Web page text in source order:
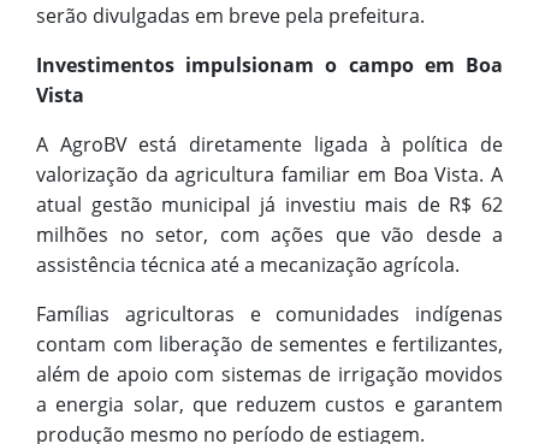
serão divulgadas em breve pela prefeitura.
Investimentos impulsionam o campo em Boa
Vista
A AgroBV está diretamente ligada à política de
valorização da agricultura familiar em Boa Vista. A
atual gestão municipal já investiu mais de R$ 62
milhões no setor, com ações que vão desde a
assistência técnica até a mecanização agrícola.
Famílias agricultoras e comunidades indígenas
contam com liberação de sementes e fertilizantes,
além de apoio com sistemas de irrigação movidos
a energia solar, que reduzem custos e garantem
produção mesmo no período de estiagem.